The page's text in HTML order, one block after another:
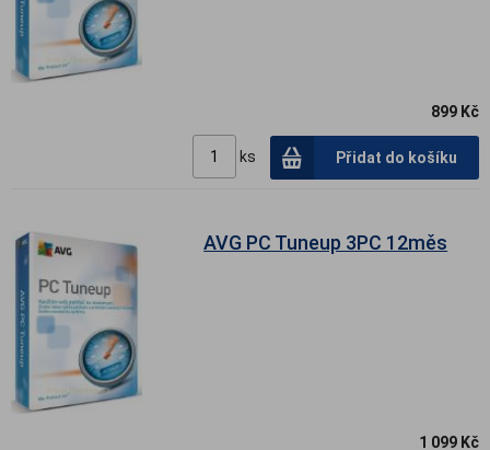
899 Kč
ks Přidat do košíku
AVG PC Tuneup 3PC 12měs
1 099 Kč